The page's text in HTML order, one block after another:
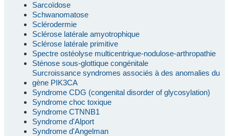
Sarcoïdose
Schwanomatose
Sclérodermie
Sclérose latérale amyotrophique
Sclérose latérale primitive
Spectre ostéolyse multicentrique-nodulose-arthropathie
Sténose sous-glottique congénitale
Surcroissance syndromes associés à des anomalies du
gène PIK3CA
Syndrome CDG (congenital disorder of glycosylation)
Syndrome choc toxique
Syndrome CTNNB1
Syndrome d'Alport
Syndrome d'Angelman